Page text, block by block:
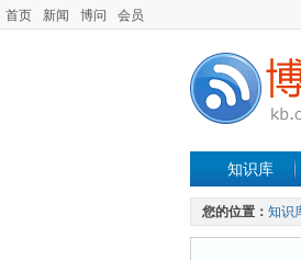
首页 新闻 博问 会员
知识库
您的位置： 知识